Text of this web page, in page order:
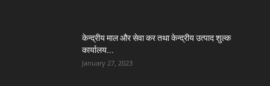
केन्द्रीय माल और सेवा कर तथा केन्द्रीय उत्पाद शुल्क
कार्यालय...
January 27, 2023